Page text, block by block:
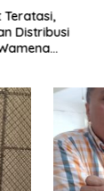
Distribusi